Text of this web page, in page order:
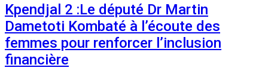
Kpendjal 2 :Le député Dr Martin
Dametoti Kombaté à l’écoute des
femmes pour renforcer l’inclusion
financière